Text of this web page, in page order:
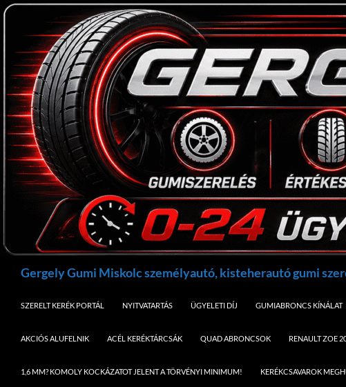
Kilépés
tartalomba
Gergely Gumi Miskolc személyautó, kisteherautó gumi
SZERELT KERÉK PORTÁL NYITVATARTÁS ÜGYELETI DÍJ GUMIABRONCS KÍNÁLAT
AKCIÓS ALUFELNIK ACÉL KERÉKTÁRCSÁK QUAD ABRONCSOK RENAULT ZOE
1,6 MM? KOMOLY KOCKÁZATOT JELENT A TÖRVÉNYI MINIMUM! KERÉKCSAVAROK